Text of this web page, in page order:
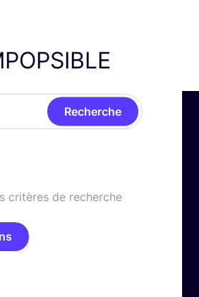
Recherche
critères de recherche